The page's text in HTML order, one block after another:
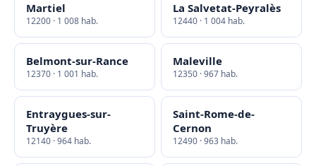
Martiel
12200 · 1 008 hab.
La Salvetat-Peyralès
12440 · 1 004 hab.
Belmont-sur-Rance
12370 · 1 001 hab.
Maleville
12350 · 967 hab.
Entraygues-sur-
Truyère
12140 · 964 hab.
Saint-Rome-de-
Cernon
12490 · 963 hab.